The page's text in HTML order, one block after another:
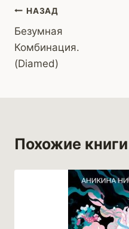
Навигация
по
записям
НАЗАД
Безумная
Комбинация.
(Diamed)
Похожие книги